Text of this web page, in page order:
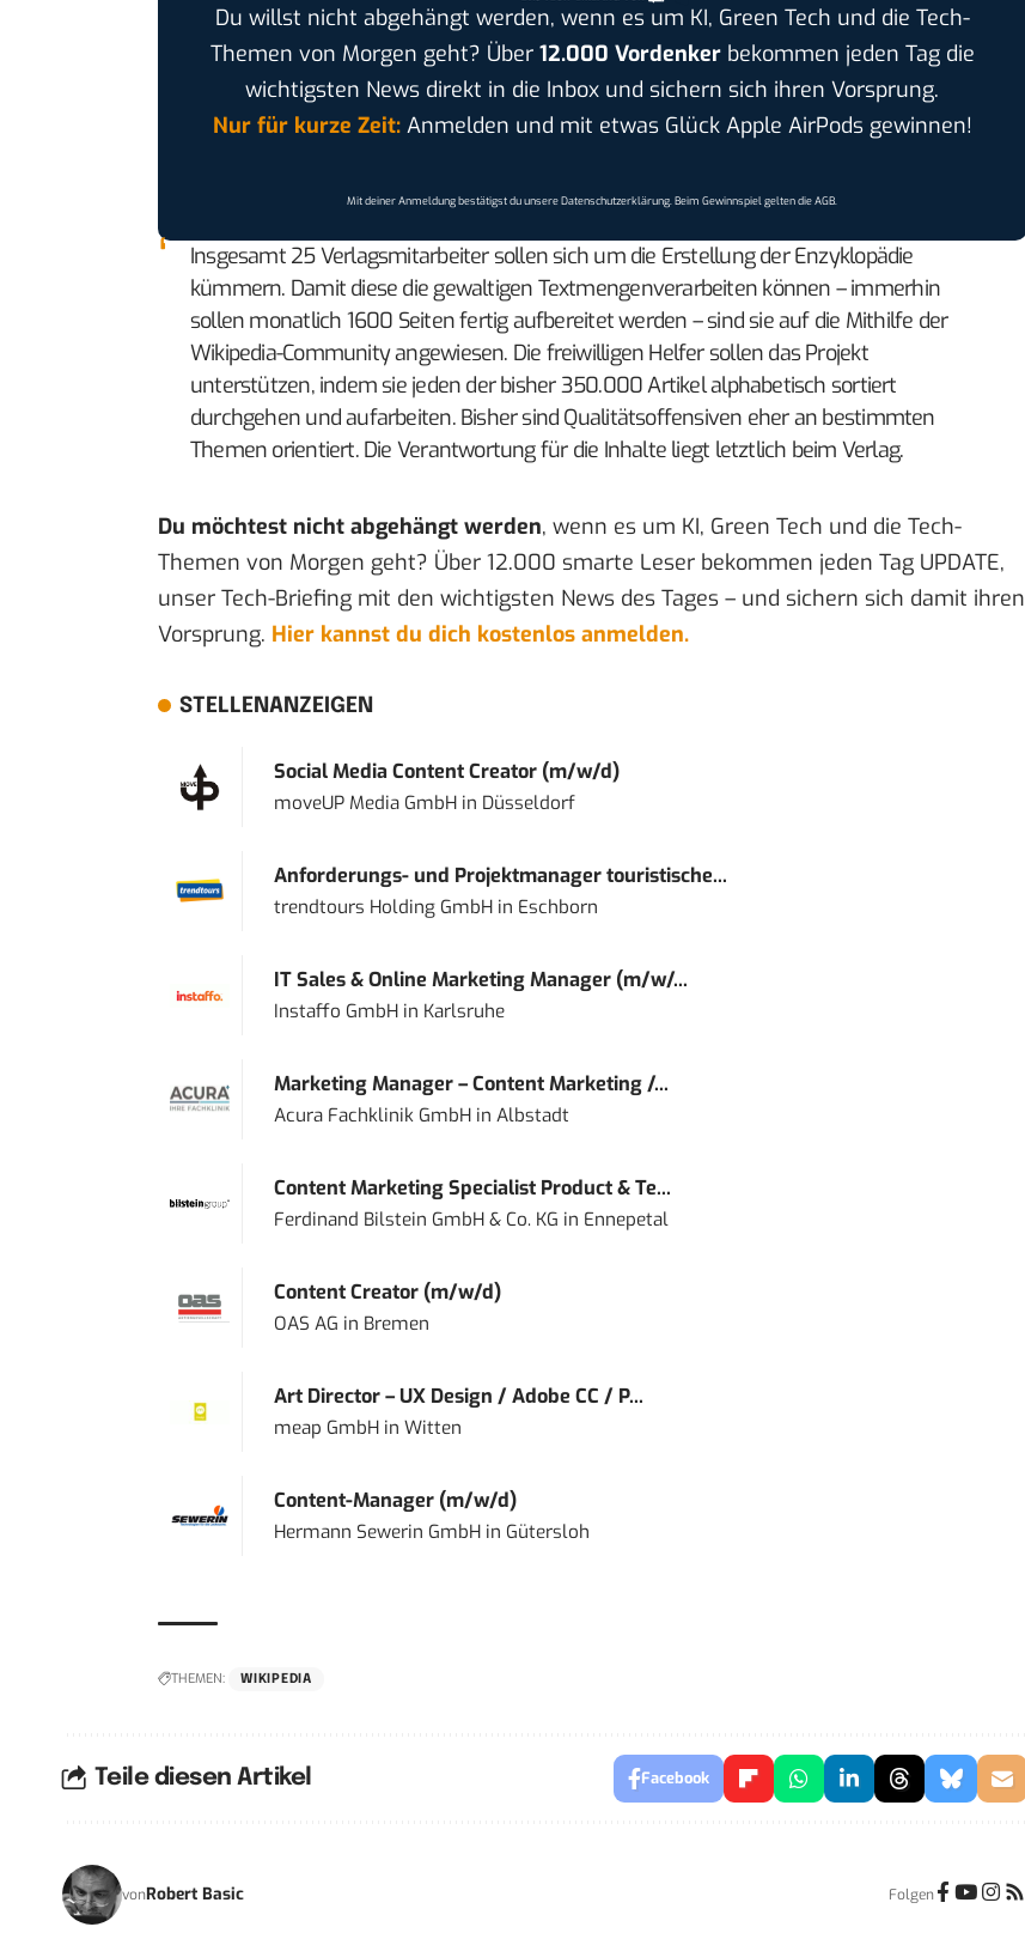
Du willst nicht abgehängt werden, wenn es um KI, Green Tech und die Tech-
Themen von Morgen geht? Über 12.000 Vordenkerbekommen jeden Tag die
wichtigsten News direkt in die Inbox und sichern sich ihren Vorsprung.
Nur für kurze Zeit:Anmelden und mit etwas Glück Apple AirPods gewinnen!
Mit deiner Anmeldung bestätigst du unsereDatenschutzerklärung. Beim Gewinnspiel gelten dieAGB.
Insgesamt 25 Verlagsmitarbeiter sollen sich um die Erstellung der Enzyklopädie
kümmern. Damit diese die gewaltigen Textmengenverarbeiten können – immerhin
sollen monatlich 1600 Seiten fertig aufbereitet werden – sind sie auf die Mithilfe der
Wikipedia-Community angewiesen. Die freiwilligen Helfer sollen das Projekt
unterstützen, indem sie jeden der bisher 350.000 Artikel alphabetisch sortiert
durchgehen und aufarbeiten. Bisher sind Qualitätsoffensiven eher an bestimmten
Themen orientiert. Die Verantwortung für die Inhalte liegt letztlich beim Verlag.
Du möchtest nicht abgehängt werden, wenn es um KI, Green Tech und die Tech-
Themen von Morgen geht? Über 12.000 smarte Leser bekommen jeden Tag UPDATE,
unser Tech-Briefing mit den wichtigsten News des Tages – und sichern sich damit ihren
Vorsprung. Hier kannst du dich kostenlos anmelden.
STELLENANZEIGEN
Social Media Content Creator (m/w/d)
moveUP Media GmbHin Düsseldorf
Anforderungs- und Projektmanager touristische...
trendtours Holding GmbHin Eschborn
IT Sales & Online Marketing Manager (m/w/...
Instaffo GmbHin Karlsruhe
Marketing Manager – Content Marketing /...
Acura Fachklinik GmbHin Albstadt
Content Marketing Specialist Product & Te...
Ferdinand Bilstein GmbH & Co. KG in Ennepetal
Content Creator (m/w/d)
OAS AG in Bremen
Art Director – UX Design / Adobe CC / P...
meap GmbHin Witten
Content-Manager (m/w/d)
Hermann Sewerin GmbHin Gütersloh
THEMEN: WIKIPEDIA
Teile diesen Artikel Facebook
vonRobert Basic Folgen